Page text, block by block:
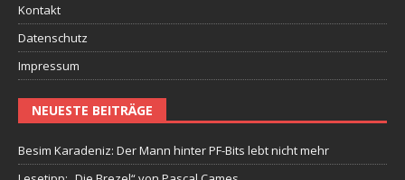
Kontakt
Datenschutz
Impressum
NEUESTE BEITRÄGE
Besim Karadeniz: Der Mann hinter PF-Bits lebt nicht mehr